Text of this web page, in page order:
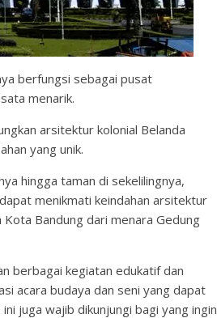
berfungsi sebagai pusat
menarik.
arsitektur kolonial Belanda
yang unik.
hingga taman di sekelilingnya,
menikmati keindahan arsitektur
Bandung dari menara Gedung
berbagai kegiatan edukatif dan
acara budaya dan seni yang dapat
juga wajib dikunjungi bagi yang ingin